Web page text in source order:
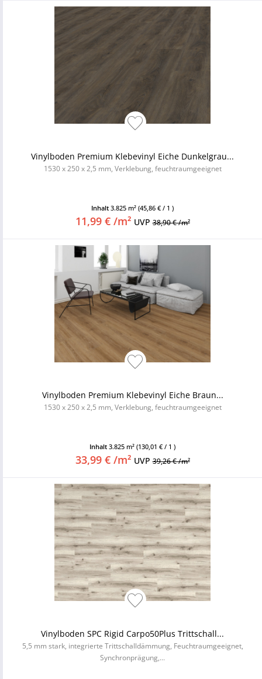
Vinylboden Premium Klebevinyl Eiche Dunkelgrau...
1530 x 250 x 2,5 mm, Verklebung, feuchtraumgeeignet
Inhalt 3.825 m² (45,86 € / 1 )
11,99 € /m² UVP38,90 € /m²
Vinylboden Premium Klebevinyl Eiche Braun...
1530 x 250 x 2,5 mm, Verklebung, feuchtraumgeeignet
Inhalt 3.825 m² (130,01 € / 1 )
33,99 € /m² UVP39,26 € /m²
Vinylboden SPC Rigid Carpo50Plus Trittschall...
5,5 mm stark, integrierte Trittschalldämmung, Feuchtraumgeeignet,
Synchronprägung,...